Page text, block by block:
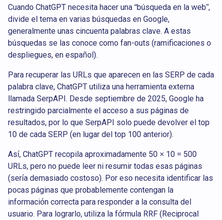
Cuando ChatGPT necesita hacer una “búsqueda en la web”,
divide el tema en varias búsquedas en Google,
generalmente unas cincuenta palabras clave. A estas
búsquedas se las conoce como fan-outs (ramificaciones o
despliegues, en español).
Para recuperar las URLs que aparecen en las SERP de cada
palabra clave, ChatGPT utiliza una herramienta externa
llamada SerpAPI. Desde septiembre de 2025, Google ha
restringido parcialmente el acceso a sus páginas de
resultados, por lo que SerpAPI solo puede devolver el top
10 de cada SERP (en lugar del top 100 anterior).
Así, ChatGPT recopila aproximadamente 50 × 10 = 500
URLs, pero no puede leer ni resumir todas esas páginas
(sería demasiado costoso). Por eso necesita identificar las
pocas páginas que probablemente contengan la
información correcta para responder a la consulta del
usuario. Para lograrlo, utiliza la fórmula RRF (Reciprocal